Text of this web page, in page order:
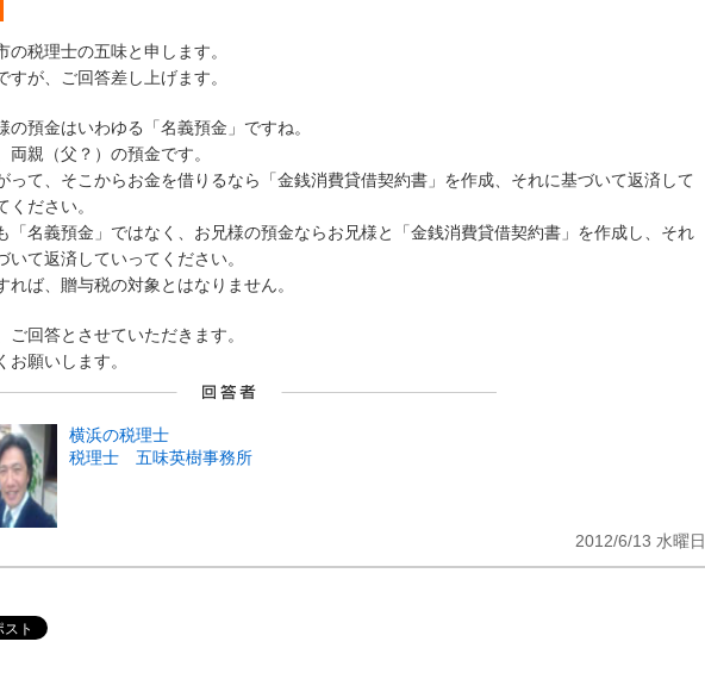
の税理士の五味と申します。
すが、ご回答差し上げます。
の預金はいわゆる「名義預金」ですね。
両親（父？）の預金です。
って、そこからお金を借りるなら「金銭消費貸借契約書」を作成、それに基づいて返済して
ください。
「名義預金」ではなく、お兄様の預金ならお兄様と「金銭消費貸借契約書」を作成し、それ
いて返済していってください。
れば、贈与税の対象とはなりません。
ご回答とさせていただきます。
お願いします。
横浜の税理士
税理士 五味英樹事務所
2012/6/13 水曜日